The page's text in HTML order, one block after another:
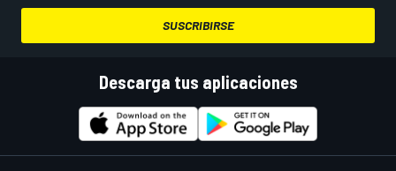
SUSCRIBIRSE
Descarga tus aplicaciones